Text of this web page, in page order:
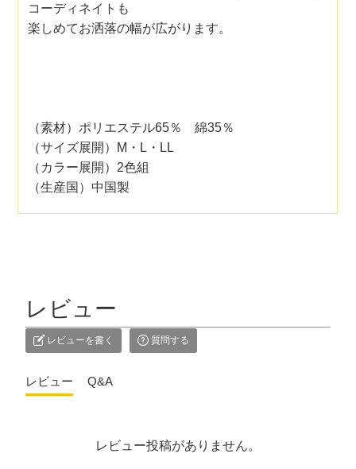
コーディネイトも
楽しめてお洒落の幅が広がります。
（素材）ポリエステル65％ 綿35％
（サイズ展開）M・L・LL
（カラー展開）2色組
（生産国）中国製
レビュー
レビューを書く 質問する
レビュー Q&A
レビュー投稿がありません。